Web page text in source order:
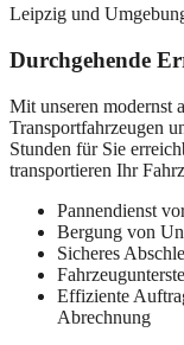
Leipzig und
Durchgehende
Mit unseren modernst
Transportfahrzeugen
Stunden für Sie
transportieren Ihr
Pannendienst
Bergung von
Sicheres
Effiziente
Abrechnung